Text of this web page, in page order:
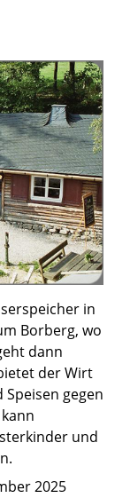
in
Borberg, wo
dann
der Wirt
gegen
und
2025